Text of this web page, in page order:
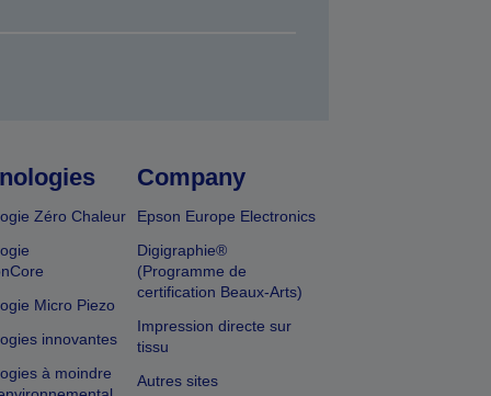
Zéro Chaleur
Micro Piezo
innovantes
à moindre
Company
Epson Europe Electronics
Digigraphie®
(Programme de
certification Beaux-Arts)
Impression directe sur
tissu
Autres sites